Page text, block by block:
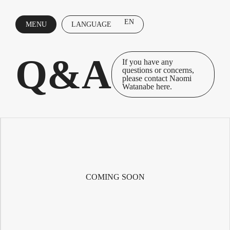
MENU LANGUAGE EN
Q&A
If you have any
questions or concerns,
please contact Naomi
Watanabe here.
COMING SOON